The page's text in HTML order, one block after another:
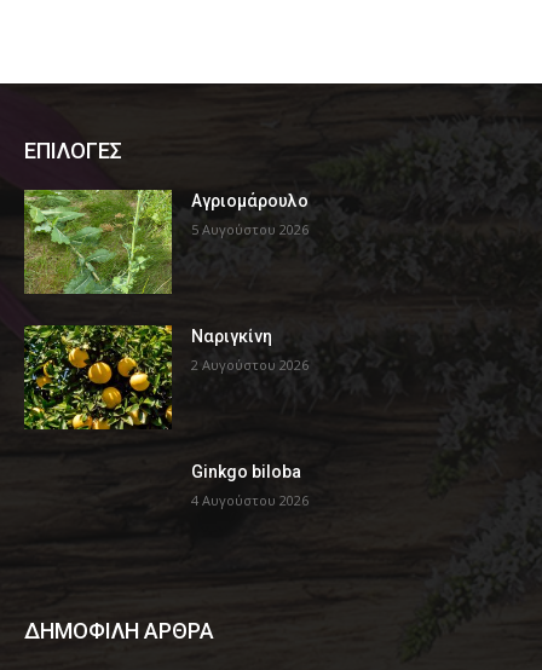
ΕΠΙΛΟΓΕΣ
Αγριομάρουλο
5 Αυγούστου 2026
Ναριγκίνη
2 Αυγούστου 2026
Ginkgo biloba
4 Αυγούστου 2026
ΔΗΜΟΦΙΛΗ ΑΡΘΡΑ